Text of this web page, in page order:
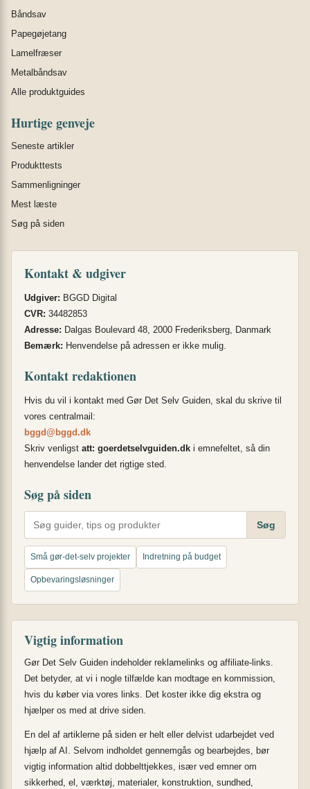
Båndsav
Papegøjetang
Lamelfræser
Metalbåndsav
Alle produktguides
Hurtige genveje
Seneste artikler
Produkttests
Sammenligninger
Mest læste
Søg på siden
Kontakt & udgiver
Udgiver: BGGD Digital
CVR: 34482853
Adresse: Dalgas Boulevard 48, 2000 Frederiksberg, Danmark
Bemærk: Henvendelse på adressen er ikke mulig.
Kontakt redaktionen
Hvis du vil i kontakt med Gør Det Selv Guiden, skal du skrive til
vores centralmail:
bggd@bggd.dk
Skriv venligst att: goerdetselvguiden.dk i emnefeltet, så din
henvendelse lander det rigtige sted.
Søg på siden
Søg
Små gør-det-selv projekter Indretning på budget
Opbevaringsløsninger
Vigtig information
Gør Det Selv Guiden indeholder reklamelinks og affiliate-links.
Det betyder, at vi i nogle tilfælde kan modtage en kommission,
hvis du køber via vores links. Det koster ikke dig ekstra og
hjælper os med at drive siden.
En del af artiklerne på siden er helt eller delvist udarbejdet ved
hjælp af AI. Selvom indholdet gennemgås og bearbejdes, bør
vigtig information altid dobbelttjekkes, især ved emner om
sikkerhed, el, værktøj, materialer, konstruktion, sundhed,